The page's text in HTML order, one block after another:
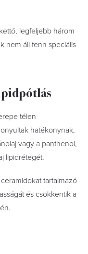
legfeljebb három
nem áll fenn speciális
télen
hatékonynak,
vagy a panthenol,
lipidrétegét.
tartalmazó
és csökkentik a